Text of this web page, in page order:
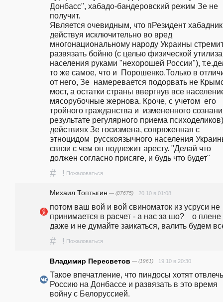
Донбасс", хабадо-бандеровский режим Зе не
получит.
Является очевидным, что пРезидент
действуя исключительно во вред
многонациональному народу Украины
развязать бойню (с целью физической
населения руками "нехорошей России"),
то же самое, что и  Порошенко.Только в
от него, Зе  намеревается подорвать не
мост, а остатки страны ввергнув все
мясорубочные жернова. Кроче, с учетом  его
тройного гражданства и  измененного
результате регулярного приема
действиях Зе госизмена, сопряженная с
этноцидом  русскоязычного населения
связи с чем он подлежит аресту. "Делай что
должен согласно присяге, и будь что будет"
# ! Пожаловаться
Михаил Топтыгин — (87675) 20.10 в 01:08
потом ваш вой и вой свиноматок из усруси не
принимается в расчет - а нас за шо?    о плене
даже и не думайте заикаться, валить будем
# ! Пожаловаться
Владимир Пересветов — (1961) 19.10 в 20:30
Такое впечатление, что пиндосы хотят отвлечь
Россию на Донбассе и развязать в это время
войну с Белоруссией.